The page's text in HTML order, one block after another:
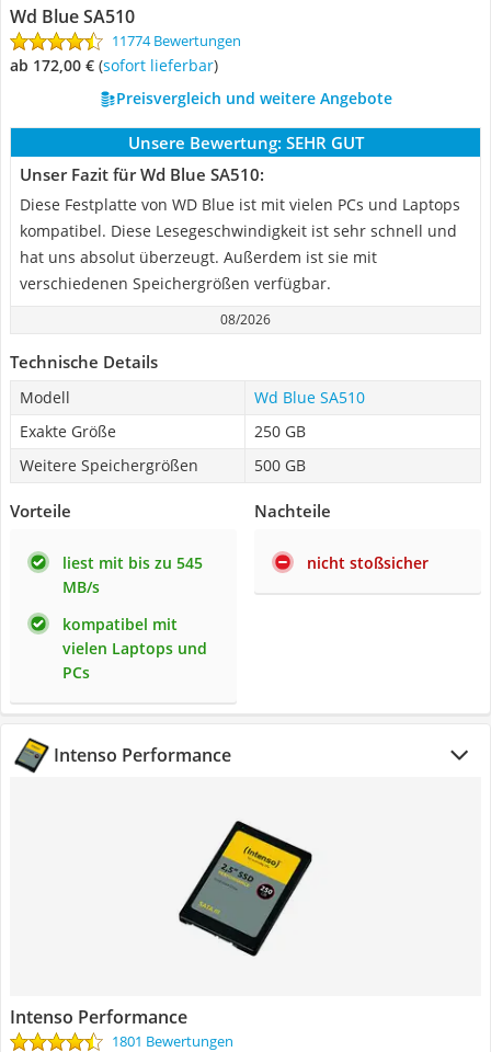
Wd Blue SA510
11774 Bewertungen
ab 172,00 € ( Sofort lieferbar)
Preisvergleich und weitere Angebote
Unsere Bewertung: SEHR GUT
Unser Fazit für Wd Blue SA510:
Diese Festplatte von WD Blue ist mit vielen PCs und Laptops
kompatibel. Diese Lesegeschwindigkeit ist sehr schnell und
hat uns absolut überzeugt. Außerdem ist sie mit
verschiedenen Speichergrößen verfügbar.
08/2026
Technische Details
Modell
Wd Blue SA510
Exakte Größe
250 GB
Weitere Speichergrößen
500 GB
Vorteile
liest mit bis zu 545
MB/s
kompatibel mit
vielen Laptops und
PCs
Nachteile
nicht stoßsicher
Intenso Performance
Intenso Performance
1801 Bewertungen